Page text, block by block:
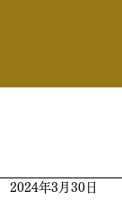
2024年3月30日